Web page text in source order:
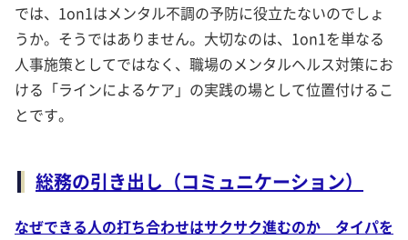
では、1on1はメンタル不調の予防に役立たないのでしょ
うか。そうではありません。大切なのは、1on1を単なる
人事施策としてではなく、職場のメンタルヘルス対策にお
ける「ラインによるケア」の実践の場として位置付けるこ
とです。
総務の引き出し（コミュニケーション）
なぜできる人の打ち合わせはサクサク進むのか タイパを